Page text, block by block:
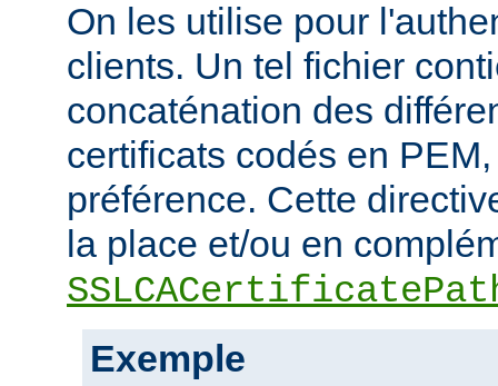
On les utilise pour
clients. Un tel fichier
concaténation des
certificats codés en
préférence. Cette
la place et/ou en
Exemple